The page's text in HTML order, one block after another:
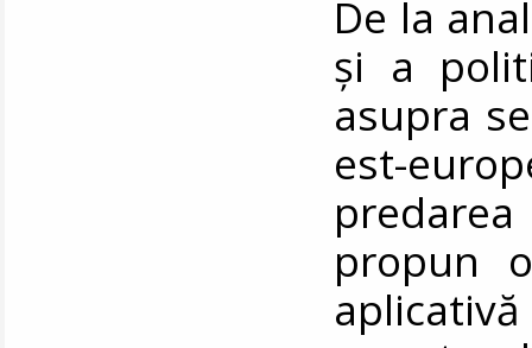
De la
și a
asupra
est-
propun